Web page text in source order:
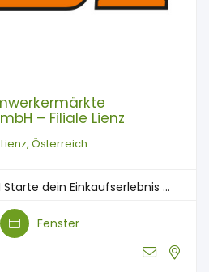
– Filiale Lienz
Österreich
dein Einkaufserlebnis ...
Fenster